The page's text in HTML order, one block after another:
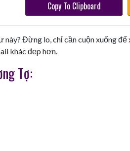
Copy To Clipboard
này? Đừng lo, chỉ cần cuộn xuống
khác đẹp hơn.
Tợ: